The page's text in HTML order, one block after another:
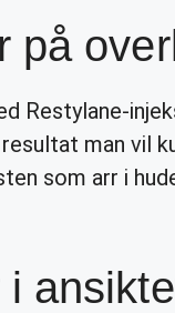
på
Restylane-
man vil
som arr i